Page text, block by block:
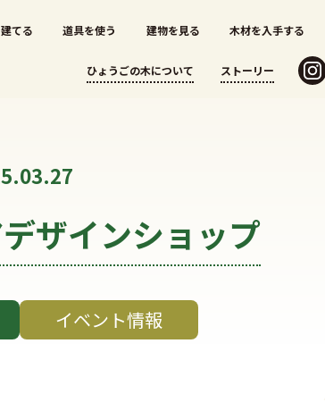
てる 道具を使う 建物を見る 木材を入手する
ひょうごの木について ストーリー
ザインショップ
イベント情報